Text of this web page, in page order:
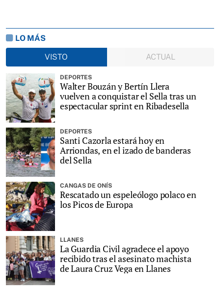
LO MÁS
VISTO
ACTUAL
DEPORTES
Walter Bouzán y Bertín Llera
vuelven a conquistar el Sella tras un
espectacular sprint en Ribadesella
DEPORTES
Santi Cazorla estará hoy en
Arriondas, en el izado de banderas
del Sella
CANGAS DE ONÍS
Rescatado un espeleólogo polaco en
los Picos de Europa
LLANES
La Guardia Civil agradece el apoyo
recibido tras el asesinato machista
de Laura Cruz Vega en Llanes